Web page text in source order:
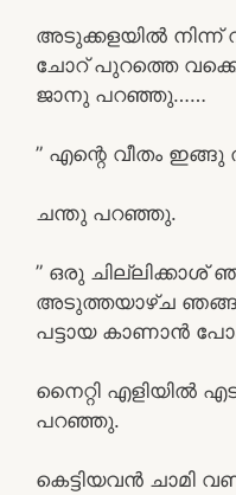
അടുക്കളയിൽ നിന്ന്
ചോറ് പുറത്തെ
ജാനു പറഞ്ഞു……
” എന്റെ വീതം ഇങ്ങു
ചന്തു പറഞ്ഞു.
” ഒരു ചില്ലിക്കാശ്
അടുത്തയാഴ്ച
പട്ടായ കാണാൻ
നൈറ്റി എളിയിൽ
പറഞ്ഞു.
കെട്ടിയവൻ ചാമി